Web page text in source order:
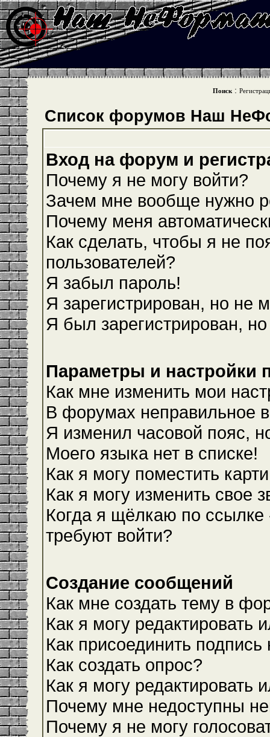
Поиск :
Список форумов Наш
Вход на форум и
Почему я не могу войти?
Зачем мне вообще нужно
Почему меня
Как сделать, чтобы я не
пользователей?
Я забыл пароль!
Я зарегистрирован, но не
Я был зарегистрирован,
Параметры и настройки
Как мне изменить мои
В форумах неправильное
Я изменил часовой пояс,
Моего языка нет в списке!
Как я могу поместить
Как я могу изменить свое
Когда я щёлкаю по ссылке
требуют войти?
Создание сообщений
Как мне создать тему в
Как я могу редактировать
Как присоединить
Как создать опрос?
Как я могу редактировать
Почему мне недоступны
Почему я не могу